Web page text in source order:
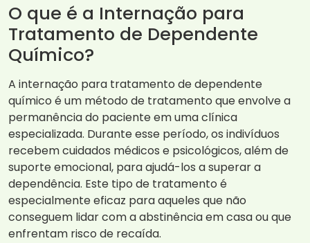
O que é a Internação para
Tratamento de Dependente
Químico?
A internação para tratamento de dependente
químico é um método de tratamento que envolve a
permanência do paciente em uma clínica
especializada. Durante esse período, os indivíduos
recebem cuidados médicos e psicológicos, além de
suporte emocional, para ajudá-los a superar a
dependência. Este tipo de tratamento é
especialmente eficaz para aqueles que não
conseguem lidar com a abstinência em casa ou que
enfrentam risco de recaída.